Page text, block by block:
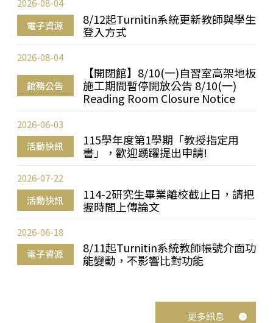
電子資源
8/12起Turnitin系統更新教師與學生
登入方式
2026-08-04
館務公告
【開閉館】8/10(一)自習室高架地板
施工期間暫停開放公告 8/10(一)
Reading Room Closure Notice
2026-08-04
活動快訊
115學年度第1學期「教授指定用
書」，歡迎踴躍提出申請!
2026-06-03
活動快訊
114-2研究生畢業離校截止日，請把
握時間上傳論文
2026-07-22
電子資源
8/11起Turnitin系統教師帳號介面功
能變動，不影響比對功能
2026-06-18
更多訊息